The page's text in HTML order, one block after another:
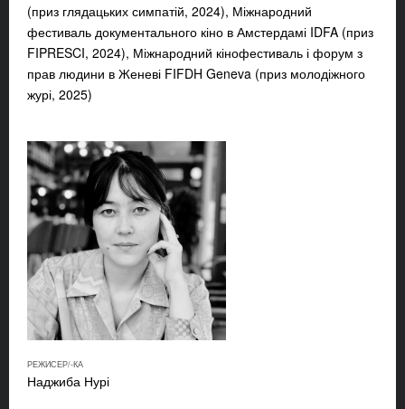
(приз глядацьких симпатій, 2024), Міжнародний
фестиваль документального кіно в Амстердамі IDFA (приз
FIPRESCI, 2024), Міжнародний кінофестиваль і форум з
прав людини в Женеві FIFDH Geneva (приз молодіжного
журі, 2025)
РЕЖИСЕР/-КА
Наджиба Нурі